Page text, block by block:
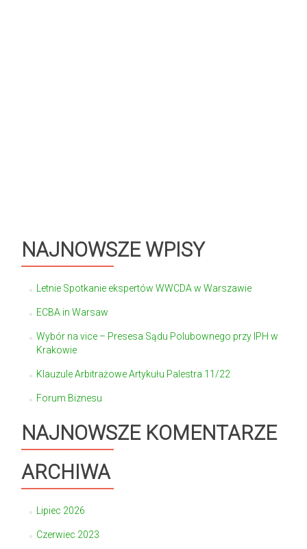
NAJNOWSZE WPISY
Letnie Spotkanie ekspertów WWCDA w Warszawie
ECBA in Warsaw
Wybór na vice – Presesa Sądu Polubownego przy IPH w
Krakowie
Klauzule Arbitrażowe Artykułu Palestra 11/22
Forum Biznesu
NAJNOWSZE KOMENTARZE
ARCHIWA
Lipiec 2026
Czerwiec 2023